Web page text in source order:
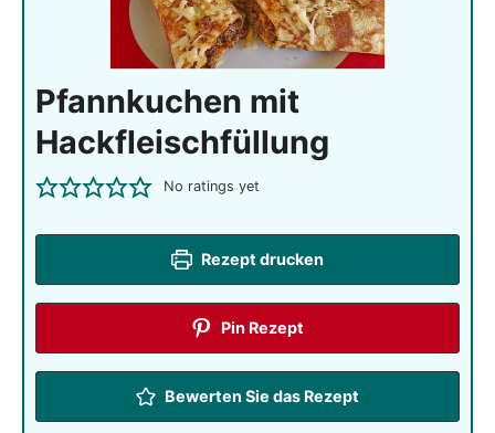
Pfannkuchen mit
Hackfleischfüllung
No ratings yet
Rezept drucken
Pin Rezept
Bewerten Sie das Rezept